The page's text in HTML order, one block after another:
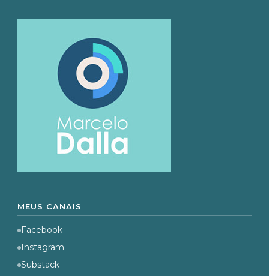
MEUS CANAIS
Facebook
Instagram
Substack